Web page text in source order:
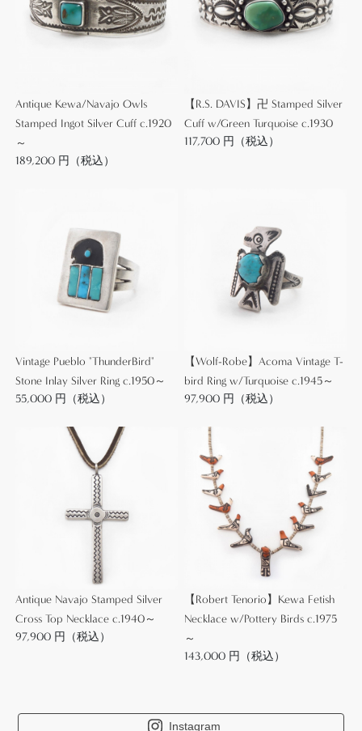
古い年代の伝統的な作品ですがポップな表情となっ
ています。
た印象も与えられた個体です。
を運んでくるラッキーシンボルでもあります。 ジュ
エリーでは『限界の無い幸福』を表すシンボルであ
り、ネイティブアメリカンの守り神的存在です。
実在しない為にその容姿は作者の意匠に委ねられて
な可愛いデザインまで幅広く表現されているのも魅
力の一つとなっています。
【Chip Inlay/チップインレイ技法】は、破砕タイル
の様に細かく砕いたターコイズ等のチップ/欠片を樹
脂を使用した象嵌細工に属する技術です。
インディアンジュエリーにおいては、1930年代以前
のからみられるもので、前述の通り、古くは本作の
ようなバッテリーバードネックレスなどに用いられ
ています。破砕タイルのように細かくランダムに破
砕された石がはめ込まれることにより、複雑で奥行
きのある表情を作り上げています。
ただし、1970年代以降にはさらに細かく粉砕した石
それらの新しい技術は安価で簡易に味わい深い表情
Antique Kewa/Navajo Owls
Stamped Ingot Silver Cuff c.1920
～
189,200 円（税込）
【R.S. DAVIS】卍 Stamped Silver
Cuff w/Green Turquoise c.1930
117,700 円（税込）
Vintage Pueblo "ThunderBird"
Stone Inlay Silver Ring c.1950～
55,000 円（税込）
【Wolf-Robe】Acoma Vintage T-
bird Ring w/Turquoise c.1945～
97,900 円（税込）
Antique Navajo Stamped Silver
Cross Top Necklace c.1940～
97,900 円（税込）
【Robert Tenorio】Kewa Fetish
Necklace w/Pottery Birds c.1975
～
143,000 円（税込）
Instagram